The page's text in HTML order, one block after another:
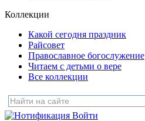
Коллекции
Какой сегодня праздник
Райсовет
Православное богослужение
Читаем с детьми о вере
Все коллекции
Войти